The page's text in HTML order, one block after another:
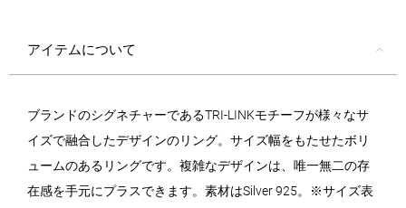
アイテムについて
ブランドのシグネチャーであるTRI-LINKモチーフが様々なサ
イズで融合したデザインのリング。サイズ幅をもたせたボリ
ュームのあるリングです。複雑なデザインは、唯一無二の存
在感を手元にプラスできます。素材はSilver 925。※サイズ表